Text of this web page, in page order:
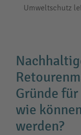
Umweltschutz
Gründe
wie
werden?